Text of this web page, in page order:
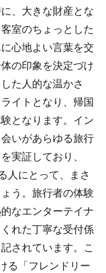
、大きな財産とな
室のちょっとした
心地よい言葉を交
の印象を決定づけ
た人的な温かさ
イトとなり、帰国
となります。イン
いがあらゆる旅行
実証しており、
人にとって、まさ
う。旅行者の体験
なエンターテイナ
れた丁寧な受付係
されています。こ
る「フレンドリー